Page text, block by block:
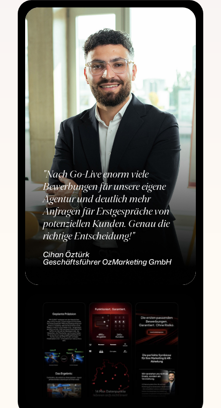
"Nach Go-Live enorm viele
Bewerbungen für unsere eigene
Agentur und deutlich mehr
Anfragen für Erstgespräche von
potenziellen Kunden. Genau die
richtige Entscheidung!"
Cihan Öztürk
Geschäftsführer OzMarketing GmbH